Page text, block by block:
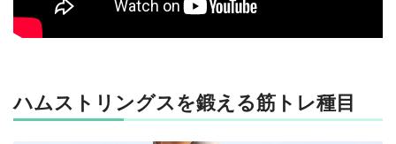
ハムストリングスを鍛える筋トレ種目